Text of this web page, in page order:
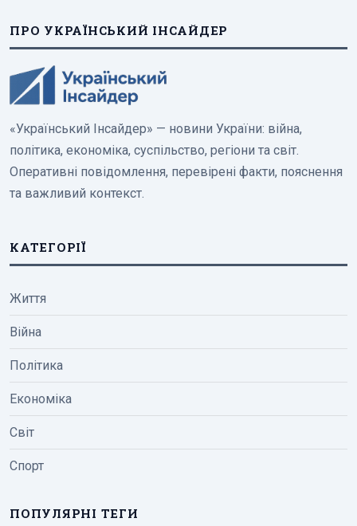
ПРО УКРАЇНСЬКИЙ ІНСАЙДЕР
«Український Інсайдер» — новини України: війна,
політика, економіка, суспільство, регіони та світ.
Оперативні повідомлення, перевірені факти, пояснення
та важливий контекст.
КАТЕГОРІЇ
Життя
Війна
Політика
Економіка
Світ
Спорт
ПОПУЛЯРНІ ТЕГИ